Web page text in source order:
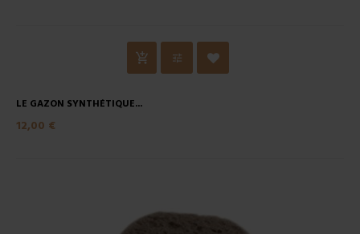
LE GAZON SYNTHÉTIQUE...
12,00 €